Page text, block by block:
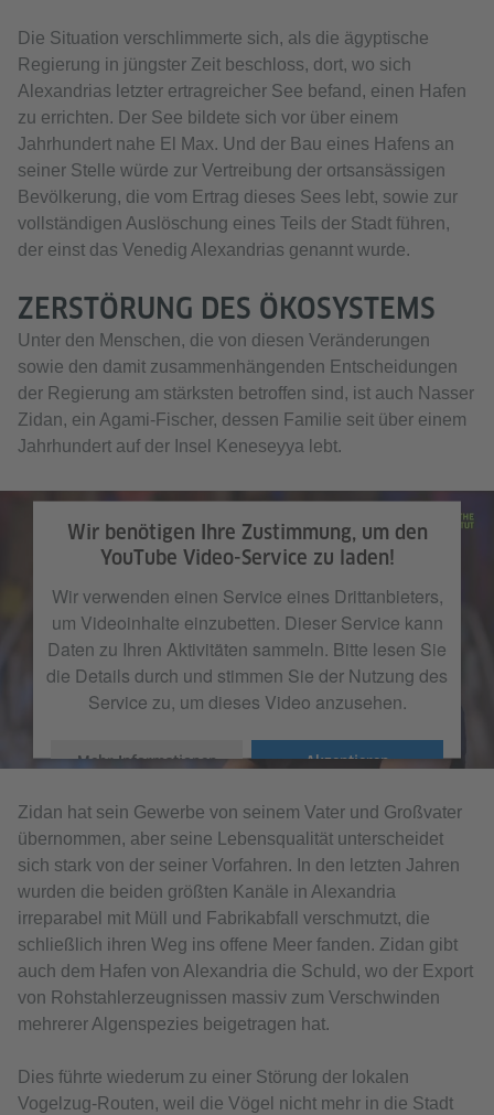
Die Situation verschlimmerte sich, als die ägyptische
Regierung in jüngster Zeit beschloss, dort, wo sich
Alexandrias letzter ertragreicher See befand, einen Hafen
zu errichten. Der See bildete sich vor über einem
Jahrhundert nahe El Max. Und der Bau eines Hafens an
seiner Stelle würde zur Vertreibung der ortsansässigen
Bevölkerung, die vom Ertrag dieses Sees lebt, sowie zur
vollständigen Auslöschung eines Teils der Stadt führen,
der einst das Venedig Alexandrias genannt wurde.
ZERSTÖRUNG DES ÖKOSYSTEMS
Unter den Menschen, die von diesen Veränderungen
sowie den damit zusammenhängenden Entscheidungen
der Regierung am stärksten betroffen sind, ist auch Nasser
Zidan, ein Agami-Fischer, dessen Familie seit über einem
Jahrhundert auf der Insel Keneseyya lebt.
Wir benötigen Ihre Zustimmung, um den
YouTube Video-Service zu laden!
Wir verwenden einen Service eines Drittanbieters,
um Videoinhalte einzubetten. Dieser Service kann
Daten zu Ihren Aktivitäten sammeln. Bitte lesen Sie
die Details durch und stimmen Sie der Nutzung des
Service zu, um dieses Video anzusehen.
Mehr Informationen Akzeptieren
Zidan hat sein Gewerbe von seinem Vater und Großvater
übernommen, aber seine Lebensqualität unterscheidet
sich stark von der seiner Vorfahren. In den letzten Jahren
wurden die beiden größten Kanäle in Alexandria
irreparabel mit Müll und Fabrikabfall verschmutzt, die
schließlich ihren Weg ins offene Meer fanden. Zidan gibt
auch dem Hafen von Alexandria die Schuld, wo der Export
von Rohstahlerzeugnissen massiv zum Verschwinden
mehrerer Algenspezies beigetragen hat.
Dies führte wiederum zu einer Störung der lokalen
Vogelzug-Routen, weil die Vögel nicht mehr in die Stadt